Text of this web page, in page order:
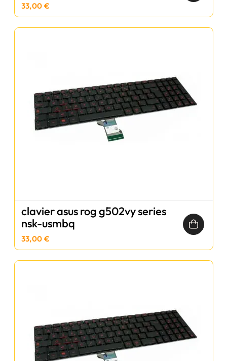
33,00 €
clavier asus rog g502vy series
nsk-usmbq
33,00 €